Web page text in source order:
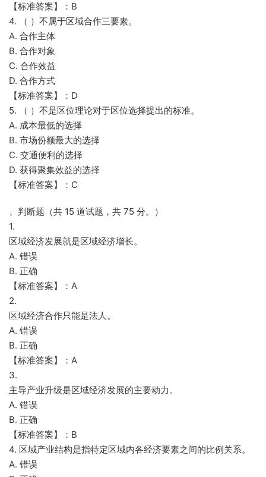
【标准答案】：B
4. （ ）不属于区域合作三要素。
A. 合作主体
B. 合作对象
C. 合作效益
D. 合作方式
【标准答案】：D
5. （ ）不是区位理论对于区位选择提出的标准。
A. 成本最低的选择
B. 市场份额最大的选择
C. 交通便利的选择
D. 获得聚集效益的选择
【标准答案】：C
、判断题（共 15 道试题，共 75 分。）
1.
区域经济发展就是区域经济增长。
A. 错误
B. 正确
【标准答案】：A
2.
区域经济合作只能是法人。
A. 错误
B. 正确
【标准答案】：A
3.
主导产业升级是区域经济发展的主要动力。
A. 错误
B. 正确
【标准答案】：B
4. 区域产业结构是指特定区域内各经济要素之间的比例关系。
A. 错误